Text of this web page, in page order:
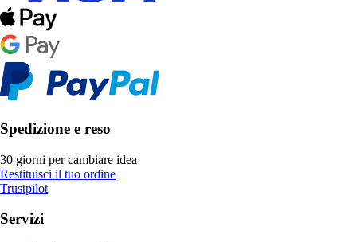
Spedizione e reso
30 giorni per cambiare idea
Restituisci il tuo ordine
Trustpilot
Servizi